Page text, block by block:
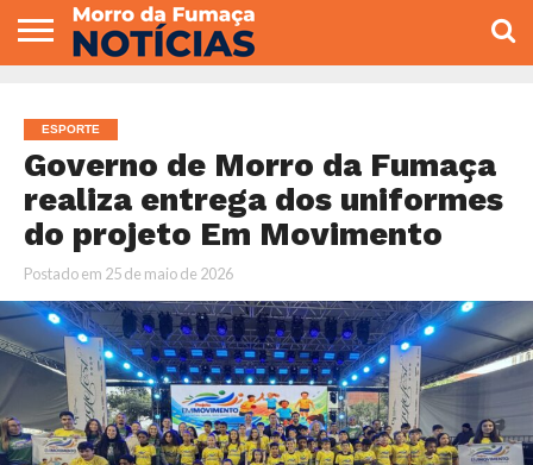
VEREADORES
ESPORTE
Governo de Morro da Fumaça
realiza entrega dos uniformes
do projeto Em Movimento
Postado em 25 de maio de 2026